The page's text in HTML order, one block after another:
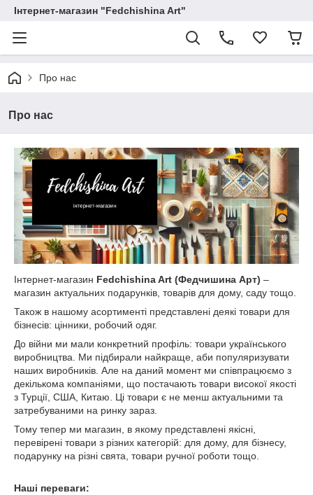
Інтернет-магазин "Fedchishina Art"
Про нас
Про нас
Інтернет-магазин Fedchishina Art (Федчишина Арт) –
магазин актуальних подарунків, товарів для дому, саду тощо.
Також в нашому асортименті представлені деякі товари для
бізнесів: цінники, робочий одяг.
До війни ми мали конкретний профіль: товари українського
виробництва. Ми підбирали найкраще, аби популяризувати
наших виробників. Але на даний момент ми співпрацюємо з
декількома компаніями, що постачають товари високої якості
з Турції, США, Китаю. Ці товари є не менш актуальними та
затребуваними на ринку зараз.
Тому тепер ми магазин, в якому представлені якісні,
перевірені товари з різних категорій: для дому, для бізнесу,
подарунку на різні свята, товари ручної роботи тощо.
Наші переваги: